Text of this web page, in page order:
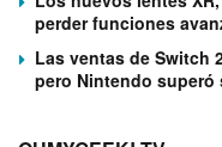
perder funciones
Las ventas de Switch
pero Nintendo